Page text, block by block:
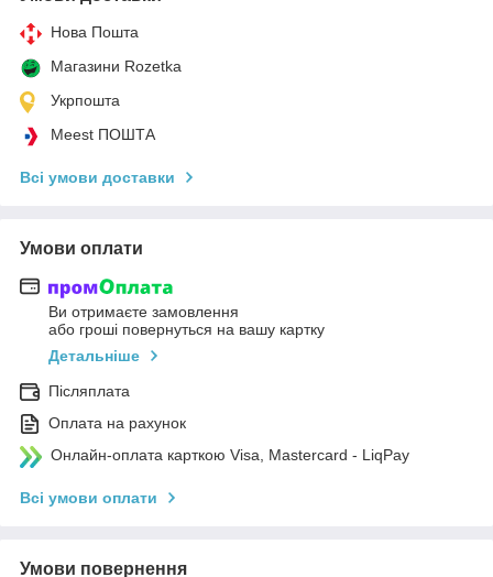
Нова Пошта
Магазини Rozetka
Укрпошта
Meest ПОШТА
Всі умови доставки
Умови оплати
Ви отримаєте замовлення
або гроші повернуться на вашу картку
Детальніше
Післяплата
Оплата на рахунок
Онлайн-оплата карткою Visa, Mastercard - LiqPay
Всі умови оплати
Умови повернення